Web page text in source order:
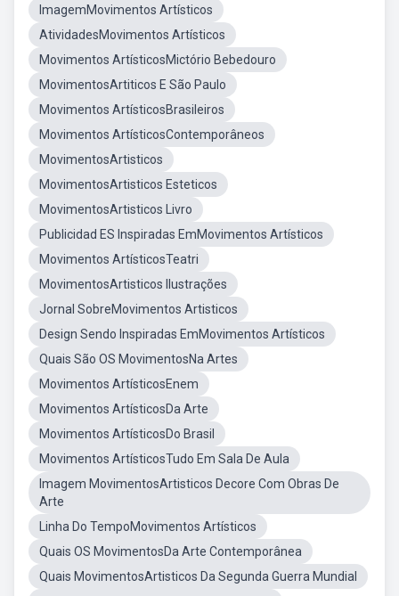
ImagemMovimentos Artísticos
AtividadesMovimentos Artísticos
Movimentos ArtísticosMictório Bebedouro
MovimentosArtiticos E São Paulo
Movimentos ArtísticosBrasileiros
Movimentos ArtísticosContemporâneos
MovimentosArtisticos
MovimentosArtisticos Esteticos
MovimentosArtisticos Livro
Publicidad ES Inspiradas EmMovimentos Artísticos
Movimentos ArtísticosTeatri
MovimentosArtisticos Ilustrações
Jornal SobreMovimentos Artisticos
Design Sendo Inspiradas EmMovimentos Artísticos
Quais São OS MovimentosNa Artes
Movimentos ArtísticosEnem
Movimentos ArtísticosDa Arte
Movimentos ArtísticosDo Brasil
Movimentos ArtísticosTudo Em Sala De Aula
Imagem MovimentosArtisticos Decore Com Obras De
Arte
Linha Do TempoMovimentos Artísticos
Quais OS MovimentosDa Arte Contemporânea
Quais MovimentosArtisticos Da Segunda Guerra Mundial